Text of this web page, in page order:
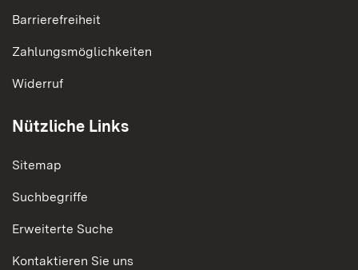
Barrierefreiheit
Zahlungsmöglichkeiten
Widerruf
Nützliche Links
Sitemap
Suchbegriffe
Erweiterte Suche
Kontaktieren Sie uns